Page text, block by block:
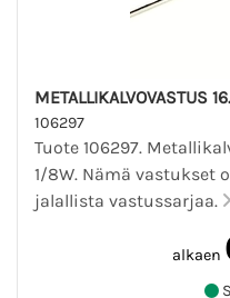
METALLIKALVOVASTUS
106297
Tuote 106297.
1/8W. Nämä vastukset
jalallista vastussarjaa.
alkaen